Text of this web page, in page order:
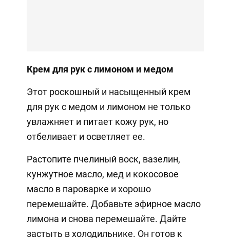
Крем для рук с лимоном и медом
Этот роскошный и насыщенный крем
для рук с медом и лимоном не только
увлажняет и питает кожу рук, но
отбеливает и осветляет ее.
Растопите пчелиный воск, вазелин,
кунжутное масло, мед и кокосовое
масло в пароварке и хорошо
перемешайте. Добавьте эфирное масло
лимона и снова перемешайте. Дайте
застыть в холодильнике. Он готов к